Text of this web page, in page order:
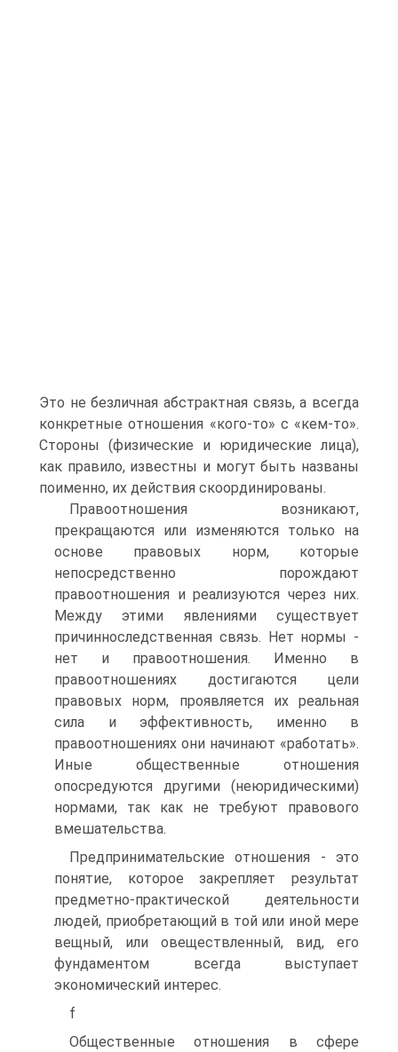
Это не безличная абстрактная связь, а всегда
конкретные отношения «кого-то» с «кем-то».
Стороны (физические и юридические лица),
как правило, известны и могут быть названы
поименно, их действия скоординированы.
Правоотношения возникают,
прекращаются или изменяются только на
основе правовых норм, которые
непосредственно порождают
правоотношения и реализуются через них.
Между этими явлениями существует
причинноследственная связь. Нет нормы -
нет и правоотношения. Именно в
правоотношениях достигаются цели
правовых норм, проявляется их реальная
сила и эффективность, именно в
правоотношениях они начинают «работать».
Иные общественные отношения
опосредуются другими (неюридическими)
нормами, так как не требуют правового
вмешательства.
Предпринимательские отношения - это
понятие, которое закрепляет результат
предметно-практической деятельности
людей, приобретающий в той или иной мере
вещный, или овеществленный, вид, его
фундаментом всегда выступает
экономический интерес.
f
Общественные отношения в сфере